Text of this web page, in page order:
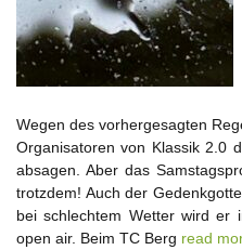
Wegen des vorhergesagten
Organisatoren von Klassik 2.0
absagen. Aber das
trotzdem! Auch der
bei schlechtem Wetter wird er
open air. Beim TC Berg read